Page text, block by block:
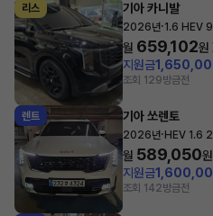
리스 기아 카니발
2026년·1.6 HEV
월 659,102원
지원금
조회 129방금전
렌트 기아 쏘렌토
2026년· HEV 1.6
월 589,050
지원금
조회 142방금전